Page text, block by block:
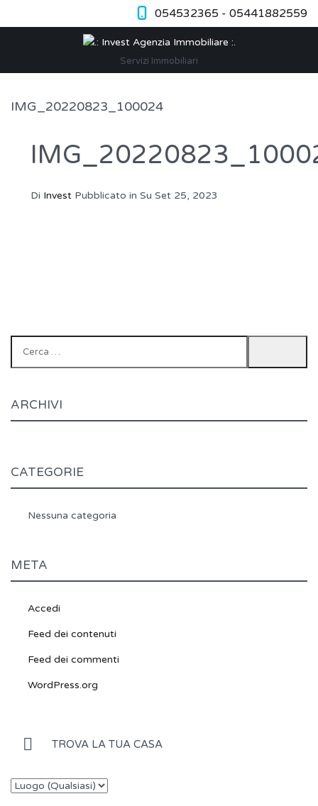
054532365 - 05441882559
Servizi Immobiliari
IMG_20220823_100024
Di Invest Pubblicato in Su Set 25, 2023
ARCHIVI
CATEGORIE
Nessuna categoria
META
Accedi
Feed dei contenuti
Feed dei commenti
WordPress.org
TROVA LA TUA CASA